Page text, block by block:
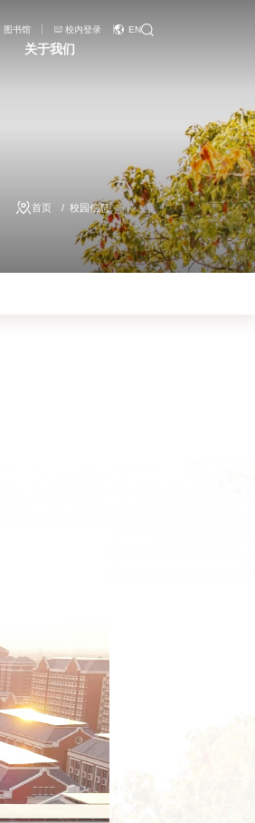
图书馆 校内登录 EN
关于我们
首页 校园信息